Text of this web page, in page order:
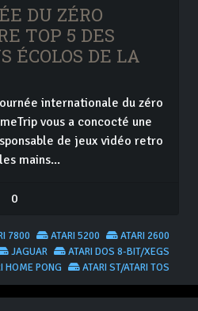
DU ZÉRO
TOP 5 DES
ÉCOLOS DE LA
internationale du zéro
vous a concocté une
de jeux vidéo retro
mains...
0
ATARI 2600
ATARI 5200
7800
ATARI DOS 8-BIT/XEGS
JAGUAR
ATARI ST/ATARI TOS
HOME PONG